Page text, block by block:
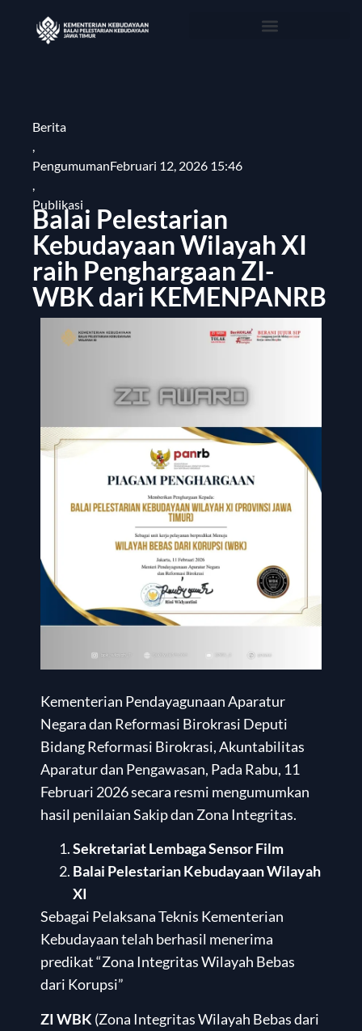
Berita
Pengumuman
Publikasi
Februari 12, 2026 15:46
Balai Pelestarian
Kebudayaan Wilayah XI
raih Penghargaan ZI-
WBK dari KEMENPANRB
Kementerian Pendayagunaan Aparatur
Negara dan Reformasi Birokrasi Deputi
Bidang Reformasi Birokrasi, Akuntabilitas
Aparatur dan Pengawasan, Pada Rabu, 11
Februari 2026 secara resmi mengumumkan
hasil penilaian Sakip dan Zona Integritas.
Sekretariat Lembaga Sensor Film
Balai Pelestarian Kebudayaan Wilayah
XI
Sebagai Pelaksana Teknis Kementerian
Kebudayaan telah berhasil menerima
predikat “Zona Integritas Wilayah Bebas
dari Korupsi”
ZI WBK (Zona Integritas Wilayah Bebas dari